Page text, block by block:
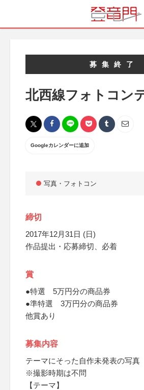
募集終了
北西線フォトコン
Googleカレンダーに追加
写真・フォトコン
締切
2017年12月31日 (日)
作品提出・応募締切、必着
賞
●特選 5万円分の商品券
●準特選 3万円分の商品券
他賞あり
募集内容
テーマにそった自作未発表の写真
※撮影時期は不問
【テーマ】